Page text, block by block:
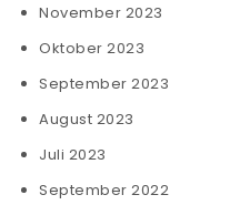
November 2023
Oktober 2023
September 2023
August 2023
Juli 2023
September 2022